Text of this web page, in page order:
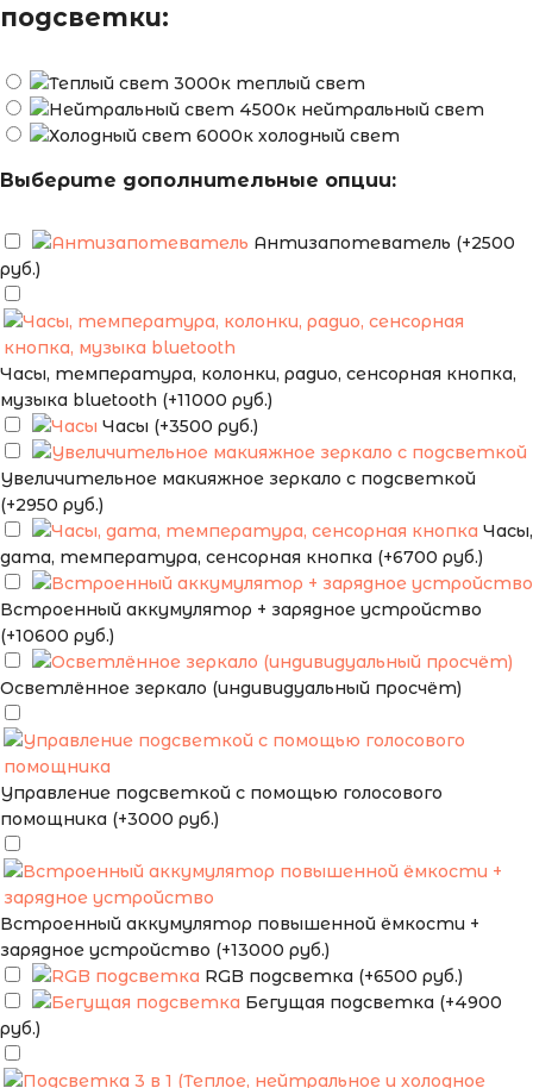
подсветки:
теплый свет
нейтральный свет
холодный свет
Выберите дополнительные опции:
Антизапотеватель (+2500
руб.)
Часы, температура, колонки, радио, сенсорная кнопка,
музыка bluetooth (+11000 руб.)
Часы (+3500 руб.)
Увеличительное макияжное зеркало с подсветкой
(+2950 руб.)
Часы,
дата, температура, сенсорная кнопка (+6700 руб.)
Встроенный аккумулятор + зарядное устройство
(+10600 руб.)
Осветлённое зеркало (индивидуальный просчёт)
Управление подсветкой с помощью голосового
помощника (+3000 руб.)
Встроенный аккумулятор повышенной ёмкости +
зарядное устройство (+13000 руб.)
RGB подсветка (+6500 руб.)
Бегущая подсветка (+4900
руб.)